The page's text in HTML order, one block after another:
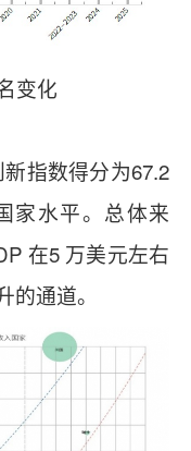
变化
指数得分为67.2
家水平。总体来
在5 万美元左右
通道。